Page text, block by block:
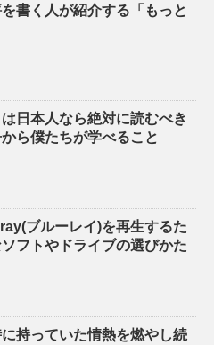
書く人が紹介する「もっと
は日本人なら絶対に読むべき
ら僕たちが学べること
ブルーレイ)を再生するた
フトやドライブの選びかた
持っていた情熱を燃やし続